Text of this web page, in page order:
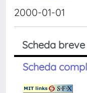
2000-01-01
Scheda breve
Scheda